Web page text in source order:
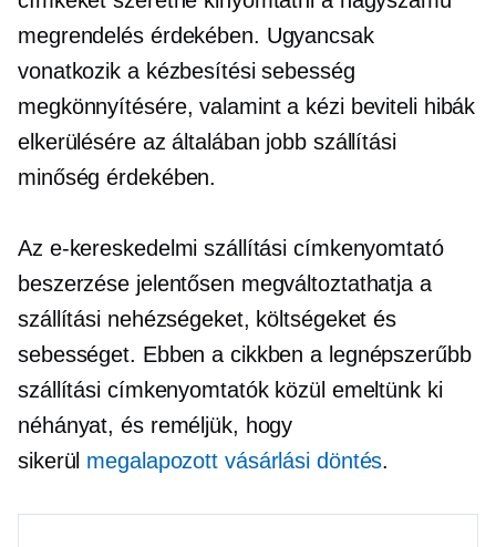
megrendelés érdekében. Ugyancsak
vonatkozik a kézbesítési sebesség
megkönnyítésére, valamint a kézi beviteli hibák
elkerülésére az általában jobb szállítási
minőség érdekében.
Az e-kereskedelmi szállítási címkenyomtató
beszerzése jelentősen megváltoztathatja a
szállítási nehézségeket, költségeket és
sebességet. Ebben a cikkben a legnépszerűbb
szállítási címkenyomtatók közül emeltünk ki
néhányat, és reméljük, hogy
sikerül megalapozott vásárlási döntés.